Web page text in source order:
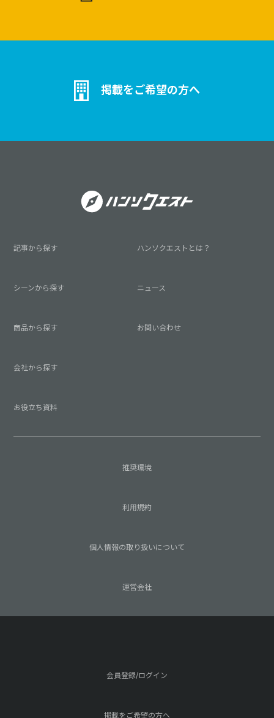
掲載をご希望の方へ
記事から探す
シーンから探す
商品から探す
会社から探す
お役立ち資料
ハンソクエストとは？
ニュース
お問い合わせ
推奨環境
利用規約
個人情報の取り扱いについて
運営会社
会員登録/ログイン
掲載をご希望の方へ